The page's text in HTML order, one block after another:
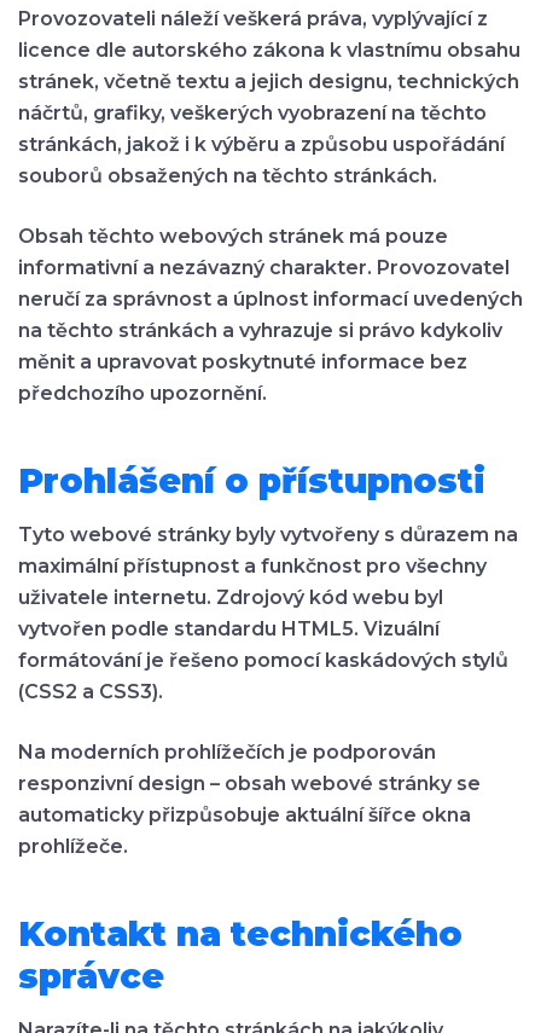
Provozovateli náleží veškerá práva, vyplývající z
licence dle autorského zákona k vlastnímu obsahu
stránek, včetně textu a jejich designu, technických
náčrtů, grafiky, veškerých vyobrazení na těchto
stránkách, jakož i k výběru a způsobu uspořádání
souborů obsažených na těchto stránkách.
Obsah těchto webových stránek má pouze
informativní a nezávazný charakter. Provozovatel
neručí za správnost a úplnost informací uvedených
na těchto stránkách a vyhrazuje si právo kdykoliv
měnit a upravovat poskytnuté informace bez
předchozího upozornění.
Prohlášení o přístupnosti
Tyto webové stránky byly vytvořeny s důrazem na
maximální přístupnost a funkčnost pro všechny
uživatele internetu. Zdrojový kód webu byl
vytvořen podle standardu HTML5. Vizuální
formátování je řešeno pomocí kaskádových stylů
(CSS2 a CSS3).
Na moderních prohlížečích je podporován
responzivní design – obsah webové stránky se
automaticky přizpůsobuje aktuální šířce okna
prohlížeče.
Kontakt na technického
správce